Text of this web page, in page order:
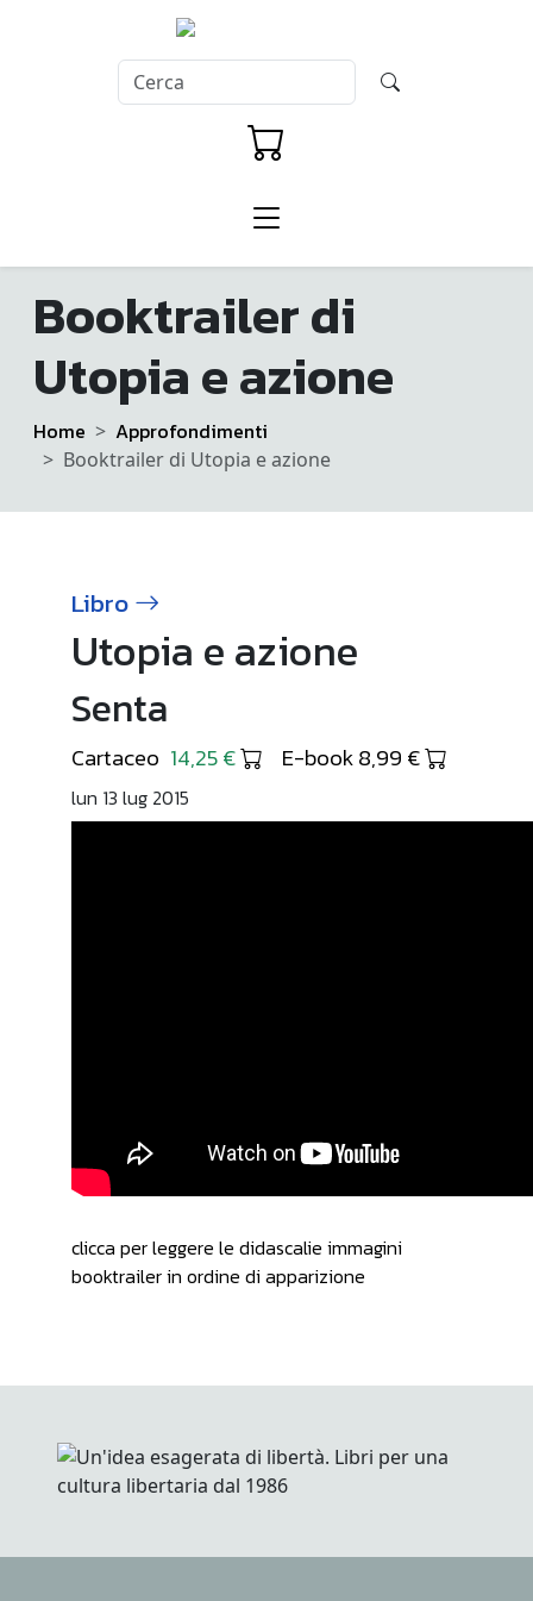
Booktrailer di
Utopia e azione
Home Approfondimenti
Booktrailer di Utopia e azione
Libro
Utopia e azione
Senta
Cartaceo 14,25 € E-book 8,99 €
lun 13 lug 2015
clicca per leggere le didascalie immagini
booktrailer in ordine di apparizione